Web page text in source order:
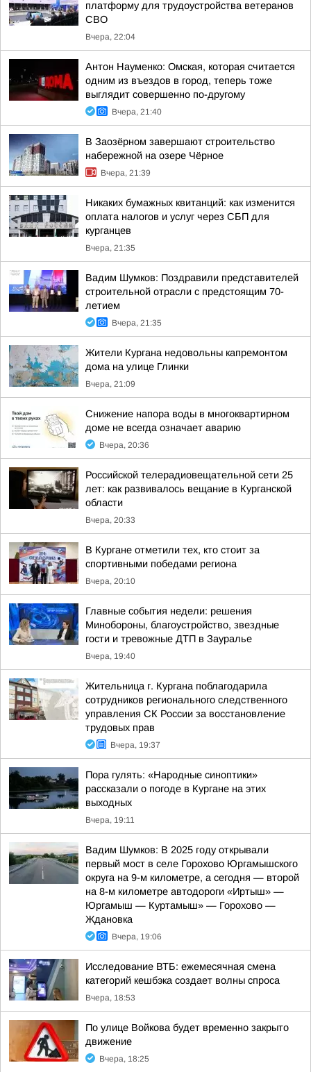
платформу для трудоустройства ветеранов
СВО
Вчера, 22:04
Антон Науменко: Омская, которая считается
одним из въездов в город, теперь тоже
выглядит совершенно по-другому
Вчера, 21:40
В Заозёрном завершают строительство
набережной на озере Чёрное
Вчера, 21:39
Никаких бумажных квитанций: как изменится
оплата налогов и услуг через СБП для
курганцев
Вчера, 21:35
Вадим Шумков: Поздравили представителей
строительной отрасли с предстоящим 70-
летием
Вчера, 21:35
Жители Кургана недовольны капремонтом
дома на улице Глинки
Вчера, 21:09
Снижение напора воды в многоквартирном
доме не всегда означает аварию
Вчера, 20:36
Российской телерадиовещательной сети 25
лет: как развивалось вещание в Курганской
области
Вчера, 20:33
В Кургане отметили тех, кто стоит за
спортивными победами региона
Вчера, 20:10
Главные события недели: решения
Минобороны, благоустройство, звездные
гости и тревожные ДТП в Зауралье
Вчера, 19:40
Жительница г. Кургана поблагодарила
сотрудников регионального следственного
управления СК России за восстановление
трудовых прав
Вчера, 19:37
Пора гулять: «Народные синоптики»
рассказали о погоде в Кургане на этих
выходных
Вчера, 19:11
Вадим Шумков: В 2025 году открывали
первый мост в селе Горохово Юргамышского
округа на 9-м километре, а сегодня — второй
на 8-м километре автодороги «Иртыш» —
Юргамыш — Куртамыш» — Горохово —
Ждановка
Вчера, 19:06
Исследование ВТБ: ежемесячная смена
категорий кешбэка создает волны спроса
Вчера, 18:53
По улице Войкова будет временно закрыто
движение
Вчера, 18:25